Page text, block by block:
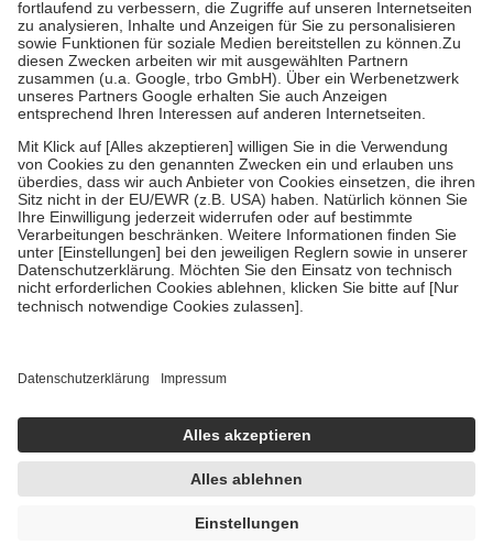
Diese Regeln gelten grundsätzlich auch für Online-Apotheken.
Bei Heilmitteln und häuslicher Krankenpflege beträgt die
Zuzahlung zehn Prozent der Kosten sowie zehn Euro je
Verordnung.
Um das Engagement der Versicherten für ihre eigene Gesundheit zu
stärken und die besondere Stellung der Familie zu unterstützen,
fallenkeine Zuzahlungenan bei:
• Kindern und Jugendlichen bis zum vollendeten 18. Lebensjahr
mit Ausnahme der Fahrkosten
• Untersuchungen zur Vorsorge und Früherkennung, die von der
GKV getragen werden
• empfohlenen Schutzimpfungen
• Harn- und Blutteststreifen
getroffen, um sicherzustellen, dass es sich um echte Bewertungen
https://help.etrusted.com/hc/de/articles/4419944605341
Einige Bilder und Inhalte wurden unter Zuhilfenahme künstlicher